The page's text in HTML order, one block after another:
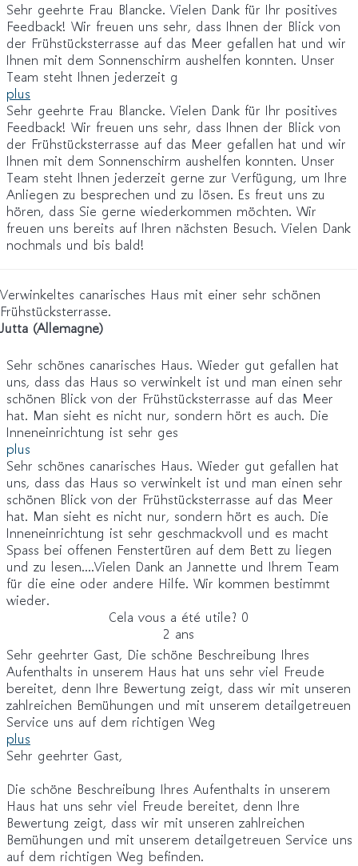
Sehr geehrte Frau Blancke. Vielen Dank für Ihr positives
Feedback! Wir freuen uns sehr, dass Ihnen der Blick von
der Frühstücksterrasse auf das Meer gefallen hat und wir
Ihnen mit dem Sonnenschirm aushelfen konnten. Unser
Team steht Ihnen jederzeit g
plus
Sehr geehrte Frau Blancke. Vielen Dank für Ihr positives
Feedback! Wir freuen uns sehr, dass Ihnen der Blick von
der Frühstücksterrasse auf das Meer gefallen hat und wir
Ihnen mit dem Sonnenschirm aushelfen konnten. Unser
Team steht Ihnen jederzeit gerne zur Verfügung, um Ihre
Anliegen zu besprechen und zu lösen. Es freut uns zu
hören, dass Sie gerne wiederkommen möchten. Wir
freuen uns bereits auf Ihren nächsten Besuch. Vielen Dank
nochmals und bis bald!
Verwinkeltes canarisches Haus mit einer sehr schönen
Frühstücksterrasse.
Jutta (Allemagne)
Sehr schönes canarisches Haus. Wieder gut gefallen hat
uns, dass das Haus so verwinkelt ist und man einen sehr
schönen Blick von der Frühstücksterrasse auf das Meer
hat. Man sieht es nicht nur, sondern hört es auch. Die
Inneneinrichtung ist sehr ges
plus
Sehr schönes canarisches Haus. Wieder gut gefallen hat
uns, dass das Haus so verwinkelt ist und man einen sehr
schönen Blick von der Frühstücksterrasse auf das Meer
hat. Man sieht es nicht nur, sondern hört es auch. Die
Inneneinrichtung ist sehr geschmackvoll und es macht
Spass bei offenen Fenstertüren auf dem Bett zu liegen
und zu lesen....Vielen Dank an Jannette und Ihrem Team
für die eine oder andere Hilfe. Wir kommen bestimmt
wieder.
Cela vous a été utile? 0
2 ans
Sehr geehrter Gast, Die schöne Beschreibung Ihres
Aufenthalts in unserem Haus hat uns sehr viel Freude
bereitet, denn Ihre Bewertung zeigt, dass wir mit unseren
zahlreichen Bemühungen und mit unserem detailgetreuen
Service uns auf dem richtigen Weg
plus
Sehr geehrter Gast,
Die schöne Beschreibung Ihres Aufenthalts in unserem
Haus hat uns sehr viel Freude bereitet, denn Ihre
Bewertung zeigt, dass wir mit unseren zahlreichen
Bemühungen und mit unserem detailgetreuen Service uns
auf dem richtigen Weg befinden.